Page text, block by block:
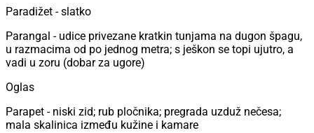
Paradižet - slatko
Parangal - udice privezane kratkin tunjama na dugon špagu,
u razmacima od po jednog metra; s ješkon se topi ujutro, a
vadi u zoru (dobar za ugore)
Oglas
Parapet - niski zid; rub pločnika; pregrada uzduž nečesa;
mala skalinica između kužine i kamare